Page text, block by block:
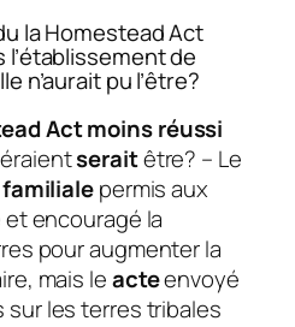
la Homestead Act
de
n’aurait pu l’être?
Act moins réussi
seraitêtre? – Le
permis aux
encouragé la
pour augmenter la
mais leacteenvoyé
les terres tribales